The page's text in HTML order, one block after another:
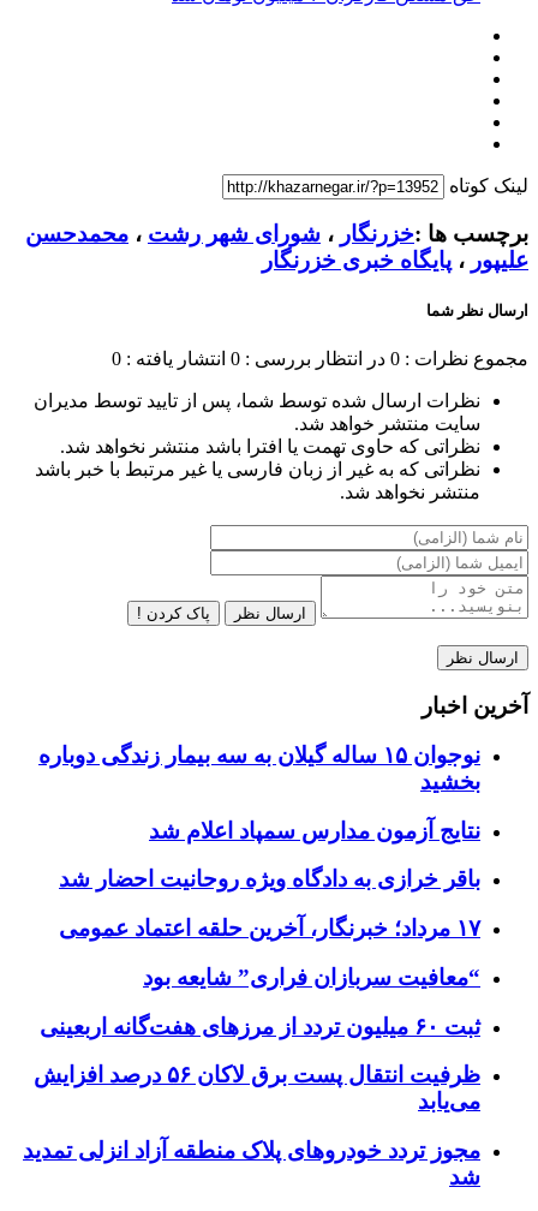
لینک کوتاه
برچسب ها :خزرنگار ، شورای شهر رشت ، محمدحسن
علیپور ، پایگاه خبری خزرنگار
ارسال نظر شما
مجموع نظرات : 0 در انتظار بررسی : 0 انتشار یافته : 0
نظرات ارسال شده توسط شما، پس از تایید توسط مدیران
سایت منتشر خواهد شد.
نظراتی که حاوی تهمت یا افترا باشد منتشر نخواهد شد.
نظراتی که به غیر از زبان فارسی یا غیر مرتبط با خبر باشد
منتشر نخواهد شد.
ارسال نظر پاک کردن !
آخرین اخبار
نوجوان ۱۵ ساله گیلان به سه بیمار زندگی دوباره
بخشید
نتایج آزمون مدارس سمپاد اعلام شد
باقر خرازی به دادگاه ویژه روحانیت احضار شد
۱۷ مرداد؛ خبرنگار، آخرین حلقه اعتماد عمومی
“معافیت سربازان فراری” شایعه بود
ثبت ۶۰ میلیون تردد از مرزهای هفت‌گانه اربعینی
ظرفیت انتقال پست برق لاکان ۵۶ درصد افزایش
می‌یابد
مجوز تردد خودروهای پلاک منطقه آزاد انزلی تمدید
شد